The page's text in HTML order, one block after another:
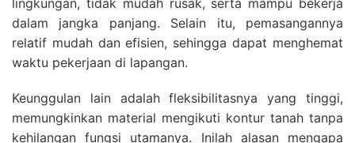
dalam jangka panjang. Selain itu, pemasangannya
relatif mudah dan efisien, sehingga dapat menghemat
waktu pekerjaan di lapangan.
Keunggulan lain adalah fleksibilitasnya yang tinggi,
memungkinkan material mengikuti kontur tanah tanpa
kehilangan fungsi utamanya. Inilah alasan mengapa